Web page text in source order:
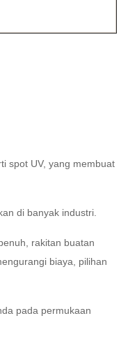
spot UV, yang membuat
di banyak industri.
rakitan buatan
biaya, pilihan
pada permukaan